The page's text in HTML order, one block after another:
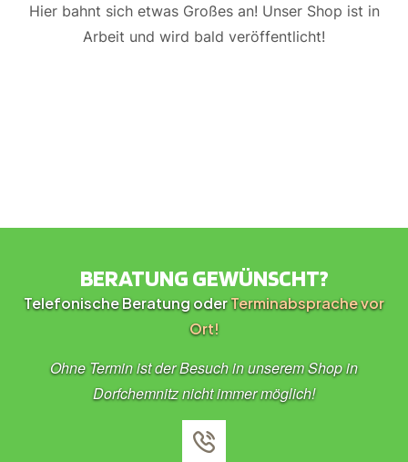
Hier bahnt sich etwas Großes an! Unser Shop ist in
Arbeit und wird bald veröffentlicht!
BERATUNG GEWÜNSCHT?
Telefonische Beratung oderTerminabsprache vor
Ort!
Ohne Termin ist der Besuch in unserem Shop in
Dorfchemnitz nicht immer möglich!